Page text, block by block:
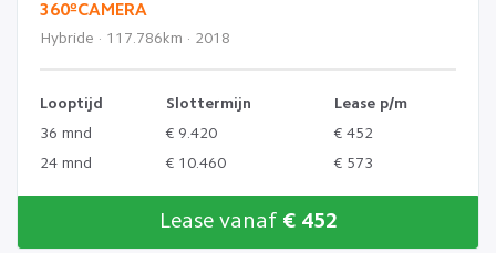
360ºCAMERA
Hybride · 117.786km · 2018
Looptijd Slottermijn
Lease p/m
36 mnd
€ 9.420
€ 452
24 mnd
€ 10.460 € 573
Lease vanaf € 452